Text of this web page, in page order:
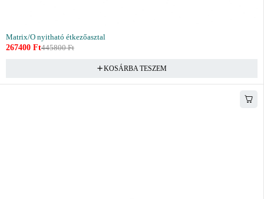
Matrix/O nyitható étkezőasztal
445800Ft
267400 Ft
KOSÁRBA TESZEM